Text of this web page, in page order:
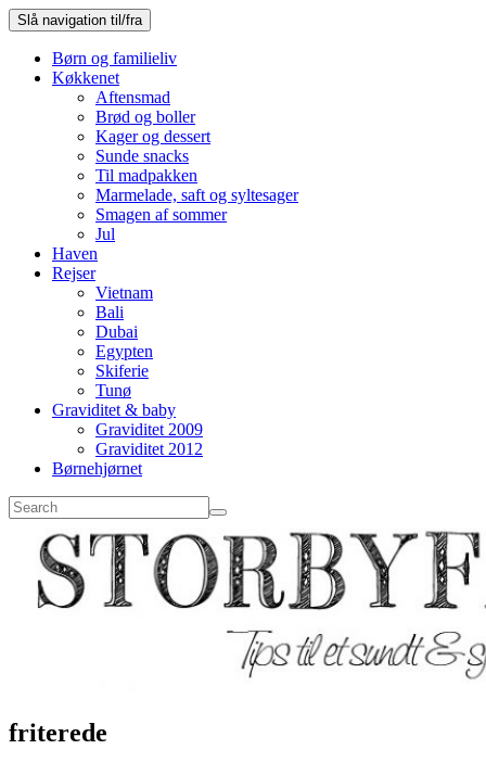
Slå navigation til/fra
Børn og familieliv
Køkkenet
Aftensmad
Brød og boller
Kager og dessert
Sunde snacks
Til madpakken
Marmelade, saft og syltesager
Smagen af sommer
Jul
Haven
Rejser
Vietnam
Bali
Dubai
Egypten
Skiferie
Tunø
Graviditet & baby
Graviditet 2009
Graviditet 2012
Børnehjørnet
friterede